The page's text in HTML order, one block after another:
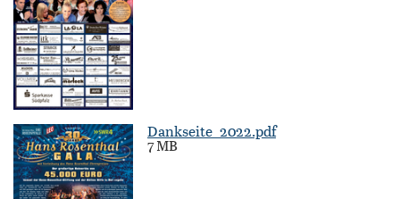
Dankseite_2022.pdf
7 MB